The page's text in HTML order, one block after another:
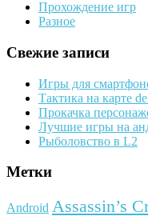
Прохождение игр
Разное
Свежие записи
Игры для
Тактика на карте
Прокачка
Лучшие игры на
Рыболовство в L2
Метки
Android Assassin’s